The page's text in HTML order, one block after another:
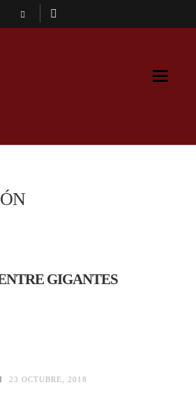
GIGANTES
23 OCTUBRE, 2018